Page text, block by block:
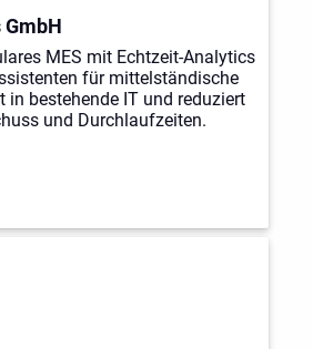
GmbH
MES mit Echtzeit-Analytics
für mittelständische
in bestehende IT und reduziert
und Durchlaufzeiten.